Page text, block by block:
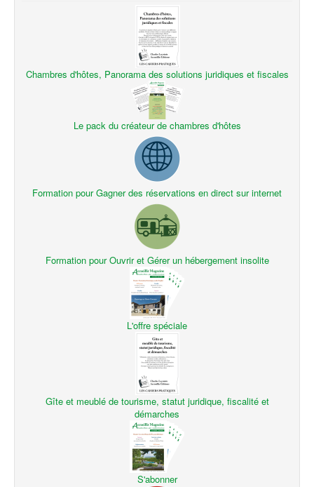
Chambres d'hôtes, Panorama des solutions juridiques et fiscales
Le pack du créateur de chambres d'hôtes
Formation pour Gagner des réservations en direct sur internet
Formation pour Ouvrir et Gérer un hébergement insolite
L'offre spéciale
Gîte et meublé de tourisme, statut juridique, fiscalité et
démarches
S'abonner